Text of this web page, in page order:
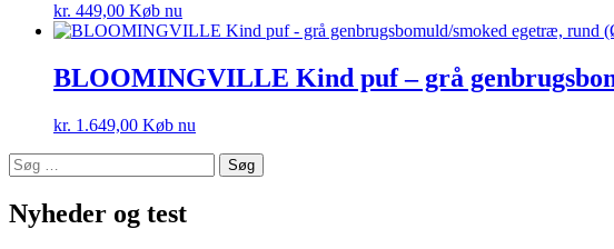
kr. 449,00 Køb nu
BLOOMINGVILLE Kind puf – grå
kr. 1.649,00 Køb nu
Søg
efter:
Nyheder og test